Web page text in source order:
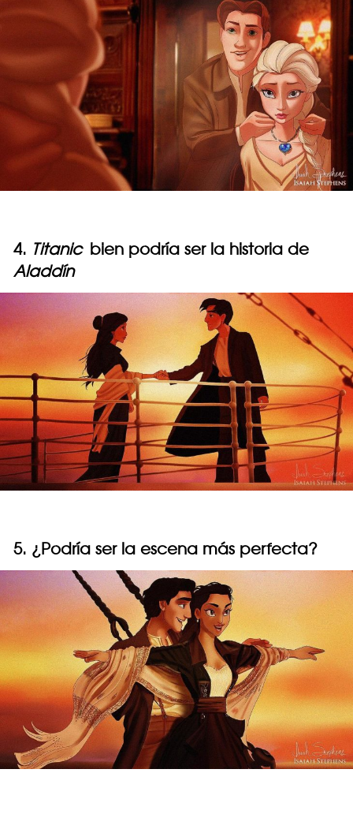
4. Titanic bien podría ser la historia de
Aladdín
5. ¿Podría ser la escena más perfecta?